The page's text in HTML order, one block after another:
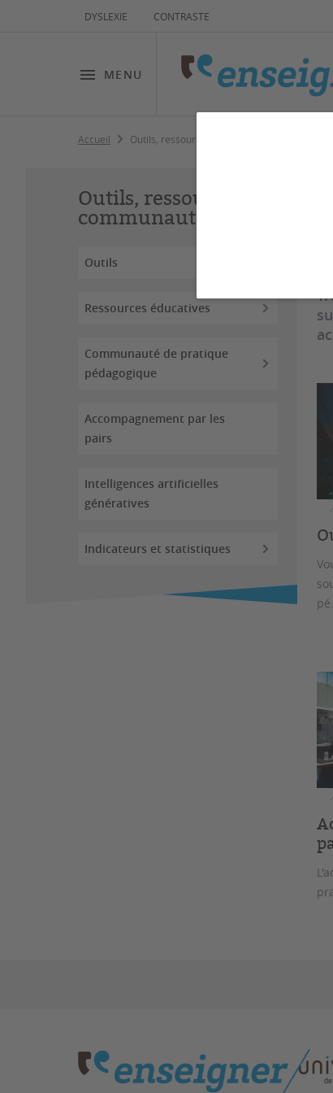
DYSLEXIE CONTRASTE
MENU
Accueil Outils, ressources et communauté
Outils, ressources et
communauté
Outils
Ressources éducatives
Communauté de pratique
pédagogique
Accompagnement par les
pairs
Intelligences artificielles
génératives
Indicateurs et statistiques